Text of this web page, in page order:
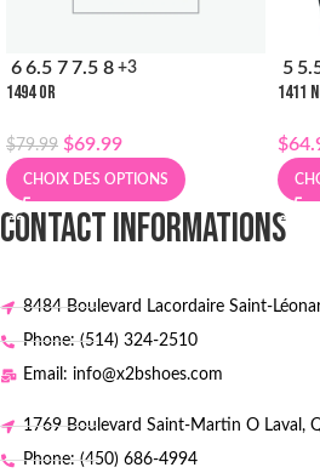
6 6.5 7 7.5 8 +3
1494 OR
$79.99 $69.99
CHOIX DES OPTIONS
5
1411
$
CONTACT INFORMATIONS
8484 Boulevard Lacordaire Saint-
Phone: (514) 324-2510
Email: info@x2bshoes.com
1769 Boulevard Saint-Martin O Laval,
Phone: (450) 686-4994